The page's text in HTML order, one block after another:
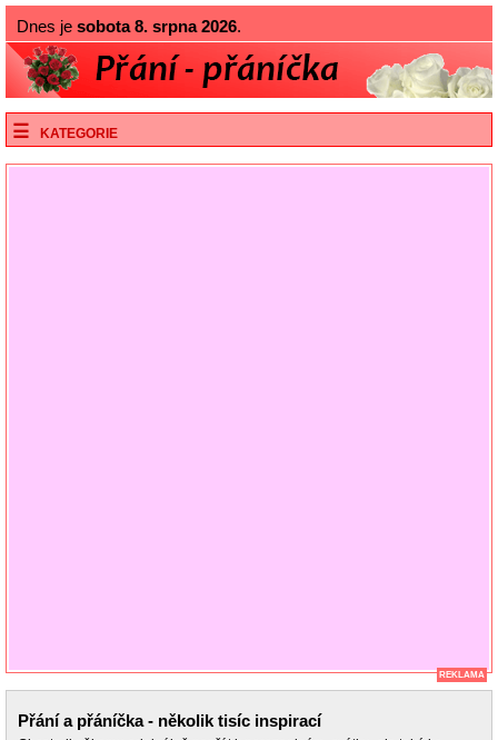
Dnes je sobota 8. srpna 2026.
KATEGORIE
REKLAMA
Přání a přáníčka - několik tisíc inspirací